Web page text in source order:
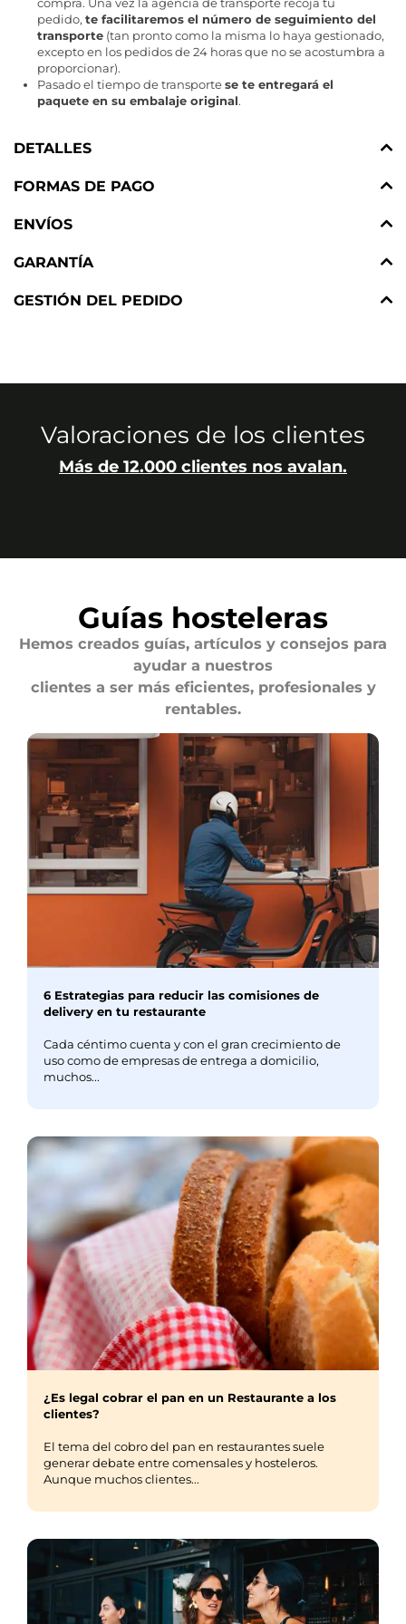
pedido, te facilitaremos el número de seguimiento del
transporte (tan pronto como la misma lo haya gestionado,
excepto en los pedidos de 24 horas que no se acostumbra a
proporcionar).
Pasado el tiempo de transportese te entregará el
paquete en su embalaje original.
DETALLES
FORMAS DE PAGO
ENVÍOS
GARANTÍA
GESTIÓN DEL PEDIDO
Valoraciones de los clientes
Más de 12.000 clientes nos avalan.
Guías hosteleras
Hemos creados guías, artículos y consejos para
ayudar a nuestros
clientes a ser más eficientes, profesionales y
rentables.
6 Estrategias para reducir las comisiones de
delivery en tu restaurante
Cada céntimo cuenta y con el gran crecimiento de
uso como de empresas de entrega a domicilio,
muchos...
¿Es legal cobrar el pan en un Restaurante a los
clientes?
El tema del cobro del pan en restaurantes suele
generar debate entre comensales y hosteleros.
Aunque muchos clientes...